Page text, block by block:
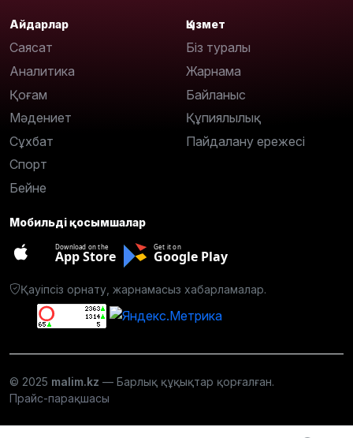
Айдарлар
Саясат
Аналитика
Қоғам
Мәдениет
Сұхбат
Спорт
Бейне
Қызмет
Біз туралы
Жарнама
Байланыс
Құпиялылық
Пайдалану ережесі
Мобильді қосымшалар
Download on the
App Store
Get it on
Google Play
Қауіпсіз орнату, жарнамасыз хабарламалар.
© 2025 malim.kz — Барлық құқықтар қорғалған.
Прайс-парақшасы